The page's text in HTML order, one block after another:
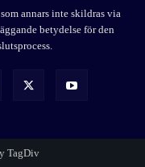
annars inte skildras via
betydelse för den
TagDiv